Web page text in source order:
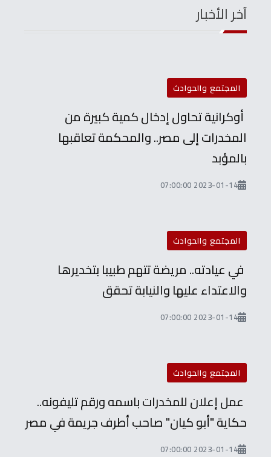
آخر الأخبار
المجتمع والحوادث
أوكرانية تحاول إدخال كمية كبيرة من
المخدرات إلى مصر.. والمحكمة تعاقبها
بالمؤبد
2023-01-14 07:00:00
المجتمع والحوادث
في عيادته.. مريضة تتهم طبيبا بتخديرها
والاعتداء عليها والنيابة تحقق
2023-01-14 07:00:00
المجتمع والحوادث
عمل إعلان للمخدرات باسمه ورقم تليفونه..
حكاية "أبو كيان" صاحب أطرف جريمة في مصر
2023-01-14 07:00:00